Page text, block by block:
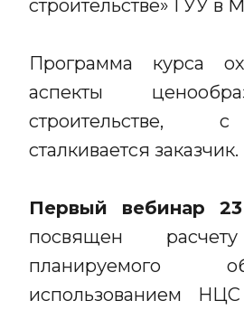
строительстве» ГУУ в
Программа курса
аспекты
строительстве,
сталкивается заказчик.
Первый вебинар
посвящен
планируемого
использованием